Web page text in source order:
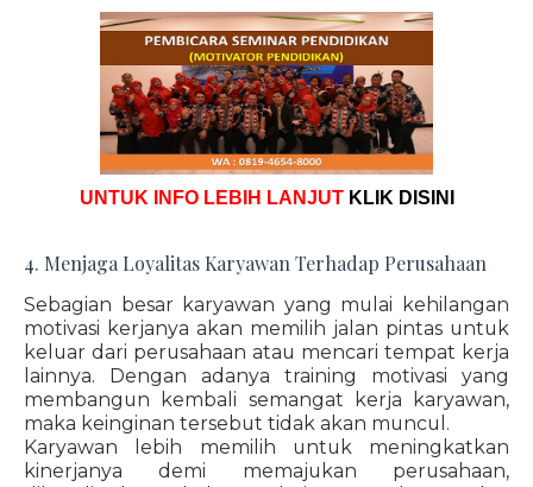
UNTUK INFO LEBIH LANJUT KLIK DISINI
4. Menjaga Loyalitas Karyawan Terhadap Perusahaan
Sebagian besar karyawan yang mulai kehilangan
motivasi kerjanya akan memilih jalan pintas untuk
keluar dari perusahaan atau mencari tempat kerja
lainnya. Dengan adanya training motivasi yang
membangun kembali semangat kerja karyawan,
maka keinginan tersebut tidak akan muncul.
Karyawan lebih memilih untuk meningkatkan
kinerjanya demi memajukan perusahaan,